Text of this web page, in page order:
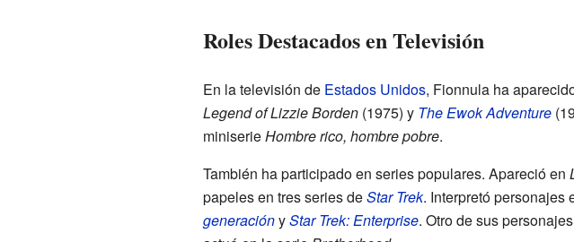
Roles Destacados en Televisión
En la televisión de Estados Unidos, Fionnula ha
Legend of Lizzie Borden(1975) y The Ewok Adventure
miniserieHombre rico, hombre pobre.
También ha participado en series populares. Apareció en
papeles en tres series deStar Trek. Interpretó personajes
generaciónyStar Trek: Enterprise. Otro de sus